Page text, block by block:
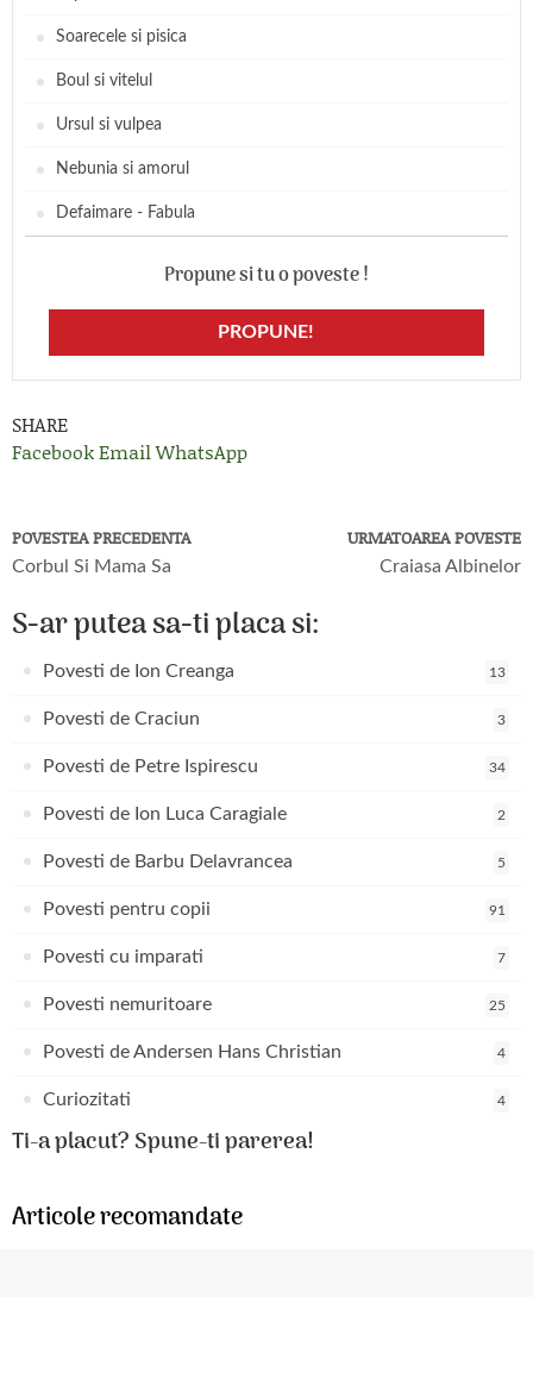
Soarecele si pisica
Boul si vitelul
Ursul si vulpea
Nebunia si amorul
Defaimare - Fabula
Propune si tu o poveste !
PROPUNE!
SHARE
FacebookEmailWhatsApp
POVESTEA PRECEDENTA
Corbul Si Mama Sa
URMATOAREA POVESTE
Craiasa Albinelor
S-ar putea sa-ti placa si:
Povesti de Ion Creanga 13
Povesti de Craciun 3
Povesti de Petre Ispirescu 34
Povesti de Ion Luca Caragiale 2
Povesti de Barbu Delavrancea 5
Povesti pentru copii 91
Povesti cu imparati 7
Povesti nemuritoare 25
Povesti de Andersen Hans Christian 4
Curiozitati 4
Ti-a placut? Spune-ti parerea!
Articole recomandate